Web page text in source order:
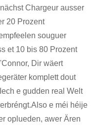
Chargeur ausser
20 Prozent
souguer
et 10 bis 80 Prozent
Dir wäert
komplett dout
e gudden real Welt
e méi héije
oplueden, awer Ären